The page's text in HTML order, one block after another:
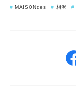
MAISONdes 相沢